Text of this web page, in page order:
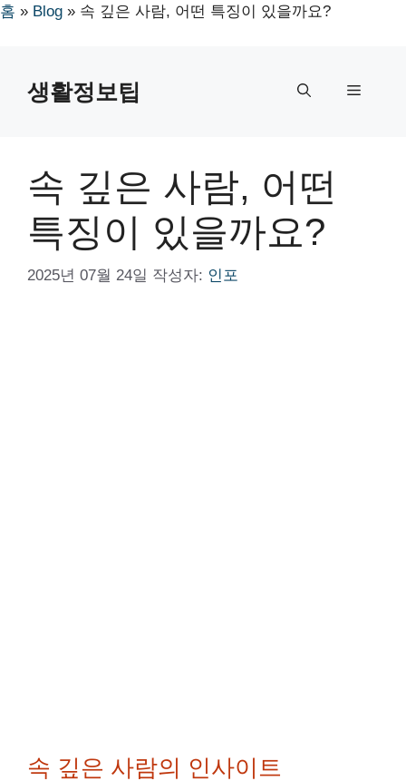
홈 » Blog » 속 깊은 사람, 어떤 특징이 있을까요?
생활정보팁 메
속 깊은 사람, 어떤
특징이 있을까요?
2025년 07월 24일 작성자: 인포
속 깊은 사람의 인사이트